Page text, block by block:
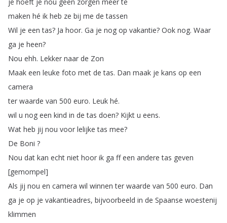
maken hé ik heb ze bij me de tassen
Wil je een tas? Ja hoor. Ga je nog op vakantie? Ook nog. Waar
ga je heen?
Nou ehh. Lekker naar de Zon
Maak een leuke foto met de tas. Dan maak je kans op een
camera
ter waarde van 500 euro. Leuk hé.
wil u nog een kind in de tas doen? Kijkt u eens.
Wat heb jij nou voor lelijke tas mee?
De Boni ?
Nou dat kan echt niet hoor ik ga ff een andere tas geven
[gemompel]
Als jij nou en camera wil winnen ter waarde van 500 euro. Dan
ga je op je vakantieadres, bijvoorbeeld in de Spaanse woestenij
klimmen